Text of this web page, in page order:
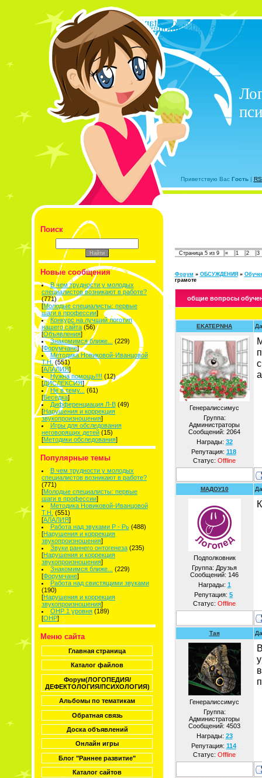
Приветствую Вас Гость|
Поиск
Новые сообщения
В чем трудности у молодых
специалистов возникают в работе?
(771)
[Молодые специалисты: первые
шаги в профессии]
Конкурс на лучший логотип
нашего сайта (56)
[Объявления]
Знакомимся ближе...
(229)
[Форумчане]
Методика Новиковой-Иванцовой
Т.Н. (551)
[АЛАЛИЯ]
Нужна помощь!!!! (12)
[ДИСЛЕКСИЯ]
Не в тему...
(61)
[Беседка]
Дифференциация Л-В (49)
[Нарушения и коррекция
звукопроизношения]
Игры для обследования
неговорящих детей (15)
[Методики обследования]
Популярные темы
В чем трудности у молодых
специалистов возникают в работе?
(771)
[Молодые специалисты: первые
шаги в профессии]
Методика Новиковой-Иванцовой
Т.Н. (551)
[АЛАЛИЯ]
Работа над звуками Р - Рь (488)
[Нарушения и коррекция
звукопроизношения]
Звуки раннего онтогенеза (235)
[Нарушения и коррекция
звукопроизношения]
Знакомимся ближе...
(229)
[Форумчане]
Работа над свистящими звуками
(190)
[Нарушения и коррекция
звукопроизношения]
ОНР 1 уровня (189)
[ОНР]
Меню сайта
Главная страница
Каталог файлов
Форум(ЛОГОПЕДИЯ/
ДЕФЕКТОЛОГИЯ/ПСИХОЛОГИЯ)
Альбомы по тематикам
Обратная связь
Доска объявлений
Онлайн игры
Блог "Раннее развитие"
Каталог сайтов
Страница 5из 9 « 1 2 3
Форум » ОБСУЖДЕНИЯ »
грамоте
общие вопросы
EKATEPNHA
Генералиссимус
Группа:
Администраторы
Сообщений: 2064
Награды: 32
Репутация: 118
Статус: Offline
МАДОУ10
Подполковник
Группа: Друзья
Сообщений: 146
Награды: 1
Репутация: 5
Статус: Offline
Тая
Генералиссимус
Группа:
Администраторы
Сообщений: 4503
Награды: 23
Репутация: 114
Статус: Offline